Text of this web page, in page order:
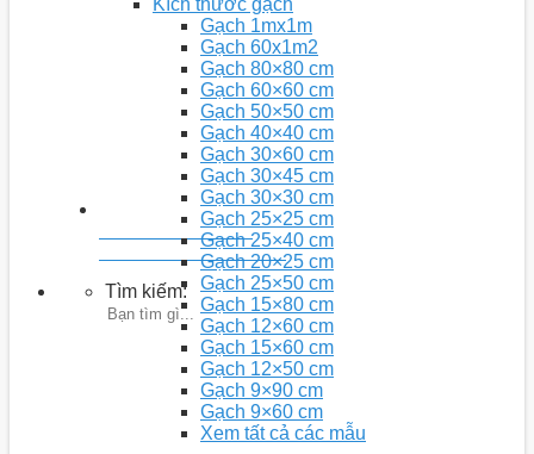
Youtobe: Nhà 5D
Kênh chia sẻ video kiến thức
Tìm kiếm:
Kích thước gạch
Gạch 1mx1m
Gạch 60x1m2
Gạch 80×80 cm
Gạch 60×60 cm
Gạch 50×50 cm
Gạch 40×40 cm
Gạch 30×60 cm
Gạch 30×45 cm
Gạch 30×30 cm
Gạch 25×25 cm
Gạch 25×40 cm
Gạch 20×25 cm
Gạch 25×50 cm
Gạch 15×80 cm
Gạch 12×60 cm
Gạch 15×60 cm
Gạch 12×50 cm
Gạch 9×90 cm
Gạch 9×60 cm
Xem tất cả các mẫu